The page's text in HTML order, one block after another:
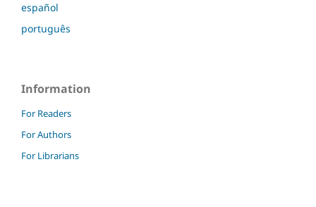
español
português
Information
For Readers
For Authors
For Librarians